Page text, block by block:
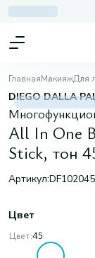
ГлавнаяМакияжДля
DIEGO DALLA
All In One
Stick, тон
Артикул:DF102045
Цвет
Цвет:45